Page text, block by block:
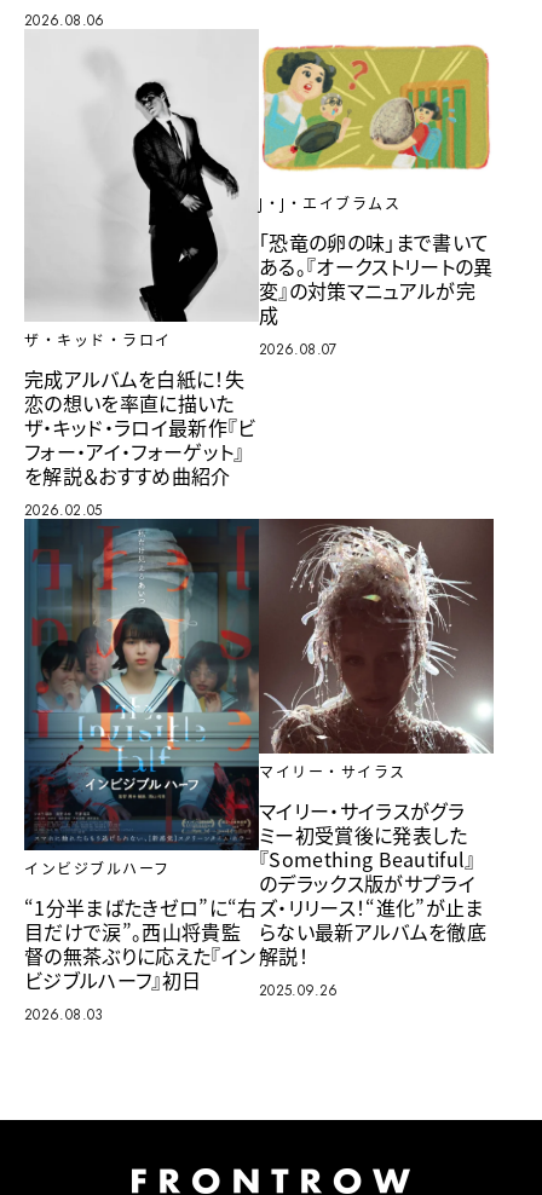
2026.08.06
ザ・キッド・ラロイ
完成アルバムを白紙に！失
恋の想いを率直に描いた
ザ・キッド・ラロイ最新作『ビ
フォー・アイ・フォーゲット』
を解説＆おすすめ曲紹介
2026.02.05
J・J・エイブラムス
「恐竜の卵の味」まで書いて
ある。『オークストリートの異
変』の対策マニュアルが完
成
2026.08.07
インビジブルハーフ
“1分半まばたきゼロ”に“右
目だけで涙”。西山将貴監
督の無茶ぶりに応えた『イン
ビジブルハーフ』初日
2026.08.03
マイリー・サイラス
マイリー・サイラスがグラ
ミー初受賞後に発表した
『Something Beautiful』
のデラックス版がサプライ
ズ・リリース！“進化”が止ま
らない最新アルバムを徹底
解説！
2025.09.26